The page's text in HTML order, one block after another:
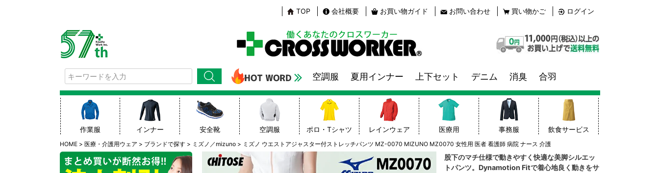
TOP 会社概要 お買い物ガイド お問い合わせ 買い物かご ログイン
検索
空調服 夏用インナー 上下セット デニム 消臭 合羽
作業服 インナー 安全靴 空調服 ポロ・Tシャツ レインウェア 医療用 事務服 飲食サービス
HOME 医療・介護用ウェア ブランドで探す ミズノ／mizuno ミズノ ウエストアジャスター付ストレッチパンツ MZ-0070 MIZUNO MZ0070 女性用 医者 看護師 病院 ナース 介護
股下のマチ仕様で動きやすく快適な美脚シルエッ
トパンツ。Dynamotion Fitで着心地良く動きをサ